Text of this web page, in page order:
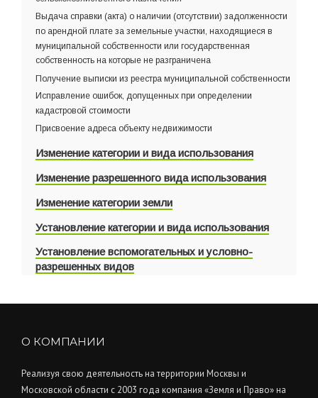
Выдача справки (акта) о наличии (отсутствии) задолженности
по арендной плате за земельные участки, находящиеся в
муниципальной собственности или государственная
собственность на которые не разграничена
Получение выписки из реестра муниципальной собственности
Исправление ошибок, допущенных при определении
кадастровой стоимости
Присвоение адреса объекту недвижимости
Изменение категории и вида использования
Изменение разрешенного вида использования
Изменение категории земли
Установление категории и вида использования
Установление вспомогательных и условно-
разрешенных видов
О КОМПАНИИ
Реализуя свою деятельность на территории Москвы и
Московской области с 2003 года компания «Земля и Право» на